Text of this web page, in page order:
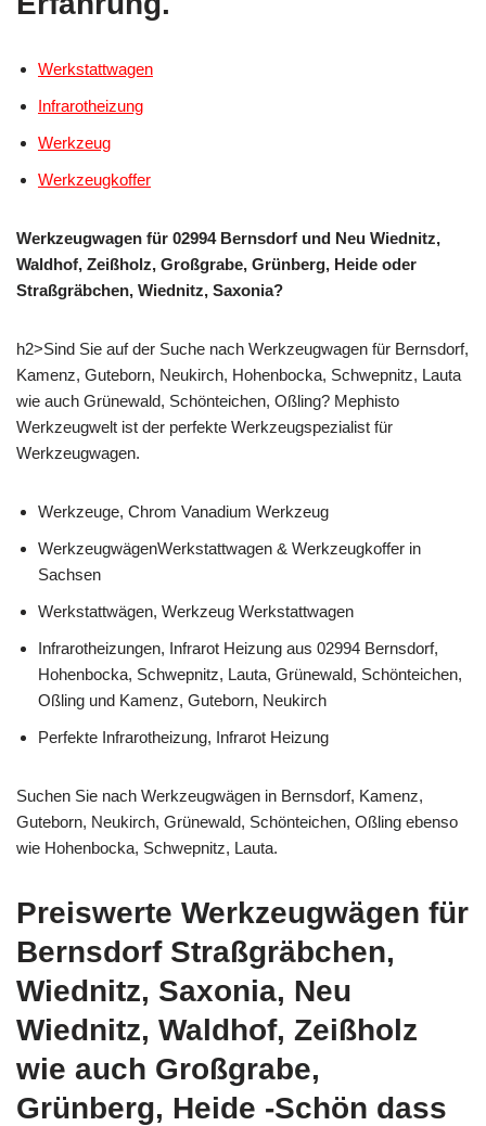
Werkstattwagen
Infrarotheizung
Werkzeug
Werkzeugkoffer
Werkzeugwagen für 02994 Bernsdorf und Neu Wiednitz,
Waldhof, Zeißholz, Großgrabe, Grünberg, Heide oder
Straßgräbchen, Wiednitz, Saxonia?
h2>Sind Sie auf der Suche nach Werkzeugwagen für Bernsdorf,
Kamenz, Guteborn, Neukirch, Hohenbocka, Schwepnitz, Lauta
wie auch Grünewald, Schönteichen, Oßling? Mephisto
Werkzeugwelt ist der perfekte Werkzeugspezialist für
Werkzeugwagen.
Werkzeuge, Chrom Vanadium Werkzeug
WerkzeugwägenWerkstattwagen & Werkzeugkoffer in
Sachsen
Werkstattwägen, Werkzeug Werkstattwagen
Infrarotheizungen, Infrarot Heizung aus 02994 Bernsdorf,
Hohenbocka, Schwepnitz, Lauta, Grünewald, Schönteichen,
Oßling und Kamenz, Guteborn, Neukirch
Perfekte Infrarotheizung, Infrarot Heizung
Suchen Sie nach Werkzeugwägen in Bernsdorf, Kamenz,
Guteborn, Neukirch, Grünewald, Schönteichen, Oßling ebenso
wie Hohenbocka, Schwepnitz, Lauta.
Preiswerte Werkzeugwägen für
Bernsdorf Straßgräbchen,
Wiednitz, Saxonia, Neu
Wiednitz, Waldhof, Zeißholz
wie auch Großgrabe,
Grünberg, Heide -Schön dass